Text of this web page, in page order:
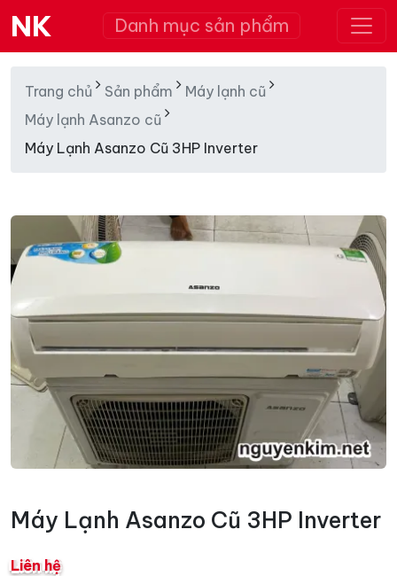
NK Danh mục sản phẩm
Trang chủ Sản phẩm
Máy lạnh cũ
Máy lạnh Asanzo cũ
Máy Lạnh Asanzo Cũ 3HP Inverter
Máy Lạnh Asanzo Cũ 3HP Inverter
Liên hệ